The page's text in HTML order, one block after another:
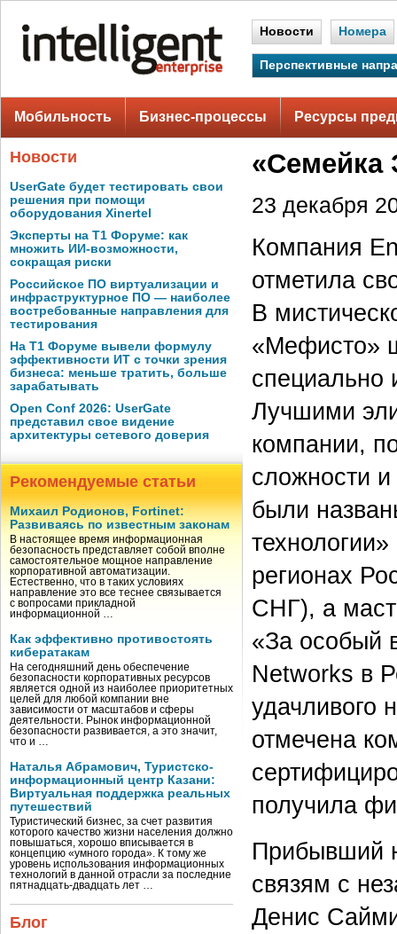
Новости Номера
Перспективные
Мобильность Бизнес-процессы Ресурсы
Новости
UserGate будет тестировать свои
решения при помощи
оборудования Xinertel
Эксперты на Т1 Форуме: как
множить ИИ-возможности,
сокращая риски
Российское ПО виртуализации и
инфраструктурное ПО — наиболее
востребованные направления для
тестирования
На Т1 Форуме вывели формулу
эффективности ИТ с точки зрения
бизнеса: меньше тратить, больше
зарабатывать
Open Conf 2026: UserGate
представил свое видение
архитектуры сетевого доверия
Рекомендуемые статьи
Михаил Родионов, Fortinet:
Развиваясь по известным законам
В настоящее время информационная
безопасность представляет собой вполне
самостоятельное мощное направление
корпоративной автоматизации.
Естественно, что в таких условиях
направление это все теснее связывается
с вопросами прикладной
информационной …
Как эффективно противостоять
кибератакам
На сегодняшний день обеспечение
безопасности корпоративных ресурсов
является одной из наиболее приоритетных
целей для любой компании вне
зависимости от масштабов и сферы
деятельности. Рынок информационной
безопасности развивается, а это значит,
что и …
Наталья Абрамович, Туристско-
информационный центр Казани:
Виртуальная поддержка реальных
путешествий
Туристический бизнес, за счет развития
которого качество жизни населения должно
повышаться, хорошо вписывается в
концепцию «умного города». К тому же
уровень использования информационных
технологий в данной отрасли за последние
пятнадцать-двадцать лет …
Блог
«Семейка
23 декабря
Компания
отметила
В
«Мефисто»
специально
Лучшими
компании,
сложности
были
регионах
СНГ), а
«За особый
Networks в
удачливого
отмечена
получила
Прибывший
связям с
Денис